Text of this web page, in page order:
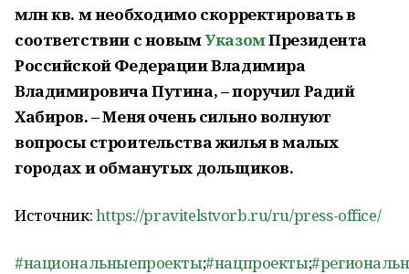
млн кв. м необходимо скорректировать в
соответствии с новымУказомПрезидента
Российской Федерации Владимира
Владимировича Путина, – поручил Радий
Хабиров. – Меня очень сильно волнуют
вопросы строительства жилья в малых
городах и обманутых дольщиков.
Источник:https://pravitelstvorb.ru/ru/press-office/
#национальныепроекты;#нацпроекты;